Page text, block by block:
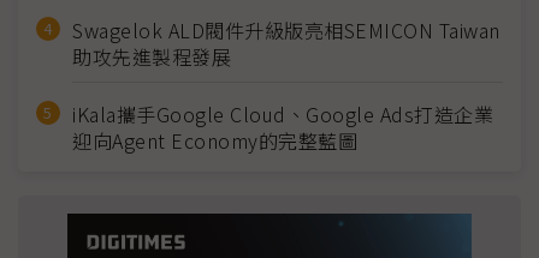
Swagelok ALD閥件升級版亮相SEMICON Taiwan
助攻先進製程發展
iKala攜手Google Cloud、Google Ads打造企業
迎向Agent Economy的完整藍圖